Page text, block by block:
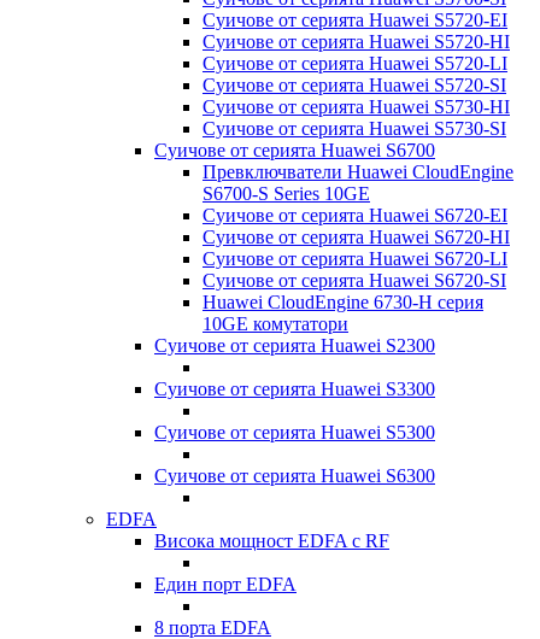
Суичове от серията Huawei S5720-EI
Суичове от серията Huawei S5720-HI
Суичове от серията Huawei S5720-LI
Суичове от серията Huawei S5720-SI
Суичове от серията Huawei S5730-HI
Суичове от серията Huawei S5730-SI
Суичове от серията Huawei S6700
Превключватели Huawei CloudEngine
S6700-S Series 10GE
Суичове от серията Huawei S6720-EI
Суичове от серията Huawei S6720-HI
Суичове от серията Huawei S6720-LI
Суичове от серията Huawei S6720-SI
Huawei CloudEngine 6730-H серия
10GE комутатори
Суичове от серията Huawei S2300
Суичове от серията Huawei S3300
Суичове от серията Huawei S5300
Суичове от серията Huawei S6300
EDFA
Висока мощност EDFA с RF
Един порт EDFA
8 порта EDFA